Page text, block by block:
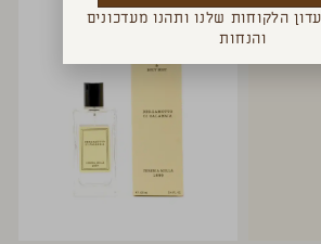
הלקוחות שלנו ותהנו מעדכונים
והנחות